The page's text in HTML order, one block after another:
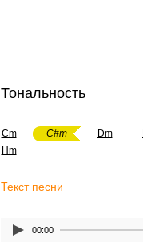
Тональность
Cm C#m Dm
Hm
Текст песни
00:00